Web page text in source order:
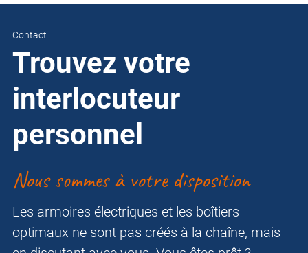
Contact
Trouvez votre
interlocuteur
personnel
Nous sommes à votre disposition
Les armoires électriques et les boîtiers
optimaux ne sont pas créés à la chaîne, mais